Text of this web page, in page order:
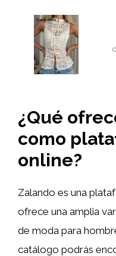
¿Qué
como
online?
Zalando es una
ofrece una amplia
de moda para
catálogo podrás